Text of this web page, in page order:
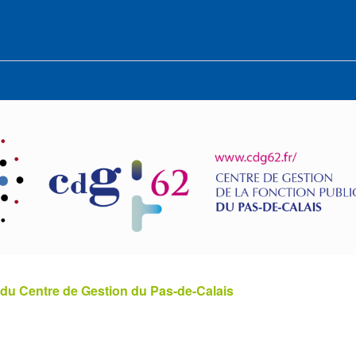
Centre de Gestion du Pas-de-Calais